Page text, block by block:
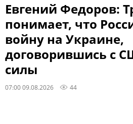
Евгений Федоров:
понимает, что
войну на Украине,
договорившись с
силы
07:00 09.08.2026 44